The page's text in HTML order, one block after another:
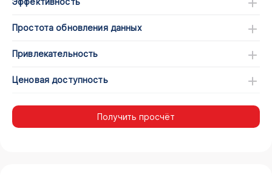
Простота обновления данных
Привлекательность
Ценовая доступность
Получить просчёт